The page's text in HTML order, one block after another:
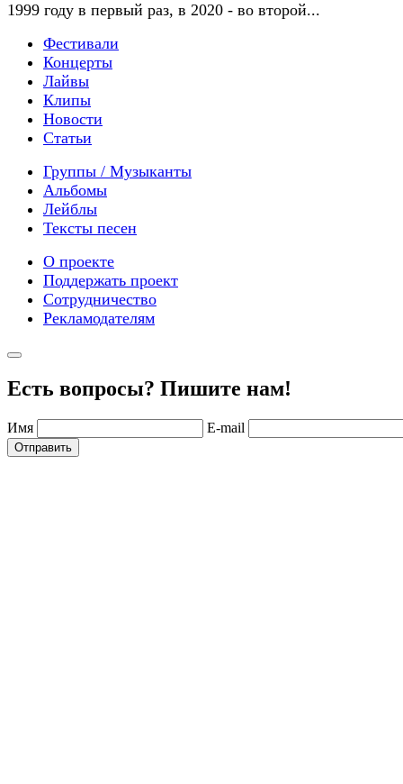
1999 году в первый раз, в 2020 - во второй...
Фестивали
Концерты
Лайвы
Клипы
Новости
Статьи
Группы / Музыканты
Альбомы
Лейблы
Тексты песен
О проекте
Поддержать проект
Сотрудничество
Рекламодателям
Есть вопросы? Пишите нам!
Имя E-mail